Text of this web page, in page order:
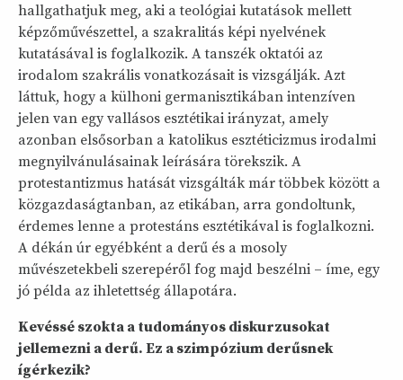
hallgathatjuk meg, aki a teológiai kutatások mellett
képzőművészettel, a szakralitás képi nyelvének
kutatásával is foglalkozik. A tanszék oktatói az
irodalom szakrális vonatkozásait is vizsgálják. Azt
láttuk, hogy a külhoni germanisztikában intenzíven
jelen van egy vallásos esztétikai irányzat, amely
azonban elsősorban a katolikus esztéticizmus irodalmi
megnyilvánulásainak leírására törekszik. A
protestantizmus hatását vizsgálták már többek között a
közgazdaságtanban, az etikában, arra gondoltunk,
érdemes lenne a protestáns esztétikával is foglalkozni.
A dékán úr egyébként a derű és a mosoly
művészetekbeli szerepéről fog majd beszélni – íme, egy
jó példa az ihletettség állapotára.
Kevéssé szokta a tudományos diskurzusokat
jellemezni a derű. Ez a szimpózium derűsnek
ígérkezik?